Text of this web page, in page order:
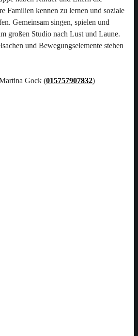
Familien kennen zu lernen und soziale
Gemeinsam singen, spielen und
großen Studio nach Lust und Laune.
und Bewegungselemente stehen
Gock (015757907832)